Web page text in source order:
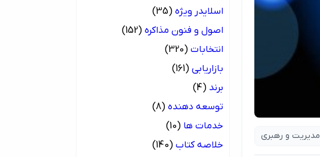
مدیریت و رهبری
اسلایدر ویژه (35)
اصول و فنون مذاکره (152)
انتخابات (320)
بازاریابی (161)
برند (4)
توسعه دهنده (8)
خدمات ها (10)
خلاصه کتاب (140)